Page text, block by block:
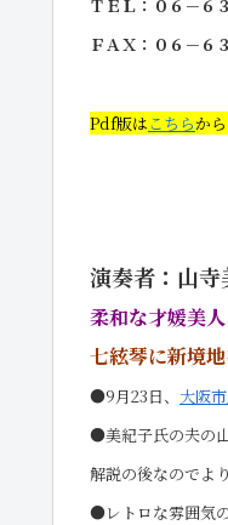
ＴＥＬ：０６－６
ＦＡＸ：０６－６
Pdf版はこちらか
演奏者：山寺
柔和な才媛美人
七絃琴に新境地
●9月23日、 大阪
●美紀子氏の夫の
解説の後なのでよ
●レトロな雰囲気